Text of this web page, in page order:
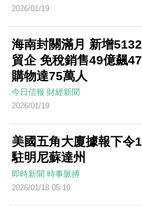
2026/01/19
海南封關滿月 新增
貿企 免稅銷售49億飆
購物達75萬人
今日信報 財經新聞
2026/01/19
美國五角大廈據報下令
駐明尼蘇達州
即時新聞 時事脈搏
2026/01/18 05:10